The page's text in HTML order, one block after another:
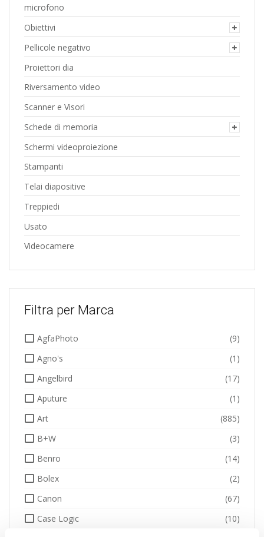
microfono
Obiettivi
Pellicole negativo
Proiettori dia
Riversamento video
Scanner e Visori
Schede di memoria
Schermi videoproiezione
Stampanti
Telai diapositive
Treppiedi
Usato
Videocamere
Filtra per Marca
AgfaPhoto
(9)
Agno's
(1)
Angelbird
(17)
Aputure
(1)
Art
(885)
B+W
(3)
Benro
(14)
Bolex
(2)
Canon
(67)
Case Logic
(10)